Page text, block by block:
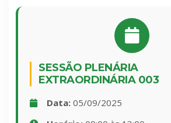
SESSÃO PLENÁRIA
EXTRAORDINÁRIA 003
Data: 05/09/2025